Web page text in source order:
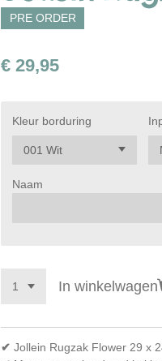
PRE ORDER
€ 29,95
Kleur borduring
Naam
In winkelwagen
✔ Jollein Rugzak Flower 29 x